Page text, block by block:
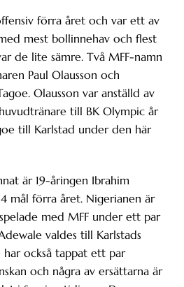
förra året och var ett av
mest bollinnehav och flest
de lite sämre. Två MFF-namn
Paul Olausson och
Olausson var anställd av
till BK Olympic år
till Karlstad under den här
är 19-åringen Ibrahim
mål förra året. Nigerianen är
med MFF under ett par
valdes till Karlstads
har också tappat ett par
och några av ersättarna är